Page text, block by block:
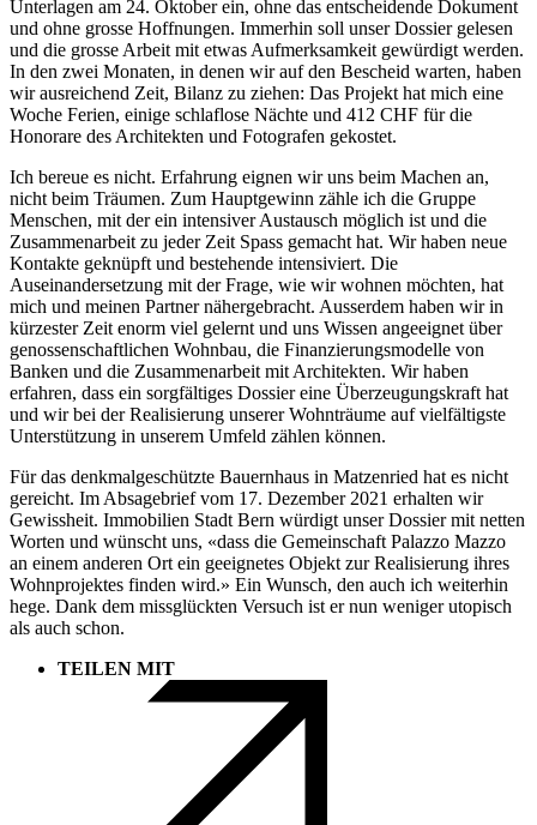
Unterlagen am 24. Oktober ein, ohne das entscheidende Dokument
und ohne grosse Hoffnungen. Immerhin soll unser Dossier gelesen
und die grosse Arbeit mit etwas Aufmerksamkeit gewürdigt werden.
In den zwei Monaten, in denen wir auf den Bescheid warten, haben
wir ausreichend Zeit, Bilanz zu ziehen: Das Projekt hat mich eine
Woche Ferien, einige schlaflose Nächte und 412 CHF für die
Honorare des Architekten und Fotografen gekostet.
Ich bereue es nicht. Erfahrung eignen wir uns beim Machen an,
nicht beim Träumen. Zum Hauptgewinn zähle ich die Gruppe
Menschen, mit der ein intensiver Austausch möglich ist und die
Zusammenarbeit zu jeder Zeit Spass gemacht hat. Wir haben neue
Kontakte geknüpft und bestehende intensiviert. Die
Auseinandersetzung mit der Frage, wie wir wohnen möchten, hat
mich und meinen Partner nähergebracht. Ausserdem haben wir in
kürzester Zeit enorm viel gelernt und uns Wissen angeeignet über
genossenschaftlichen Wohnbau, die Finanzierungsmodelle von
Banken und die Zusammenarbeit mit Architekten. Wir haben
erfahren, dass ein sorgfältiges Dossier eine Überzeugungskraft hat
und wir bei der Realisierung unserer Wohnträume auf vielfältigste
Unterstützung in unserem Umfeld zählen können.
Für das denkmalgeschützte Bauernhaus in Matzenried hat es nicht
gereicht. Im Absagebrief vom 17. Dezember 2021 erhalten wir
Gewissheit. Immobilien Stadt Bern würdigt unser Dossier mit netten
Worten und wünscht uns, «dass die Gemeinschaft Palazzo Mazzo
an einem anderen Ort ein geeignetes Objekt zur Realisierung ihres
Wohnprojektes finden wird.» Ein Wunsch, den auch ich weiterhin
hege. Dank dem missglückten Versuch ist er nun weniger utopisch
als auch schon.
TEILEN MIT